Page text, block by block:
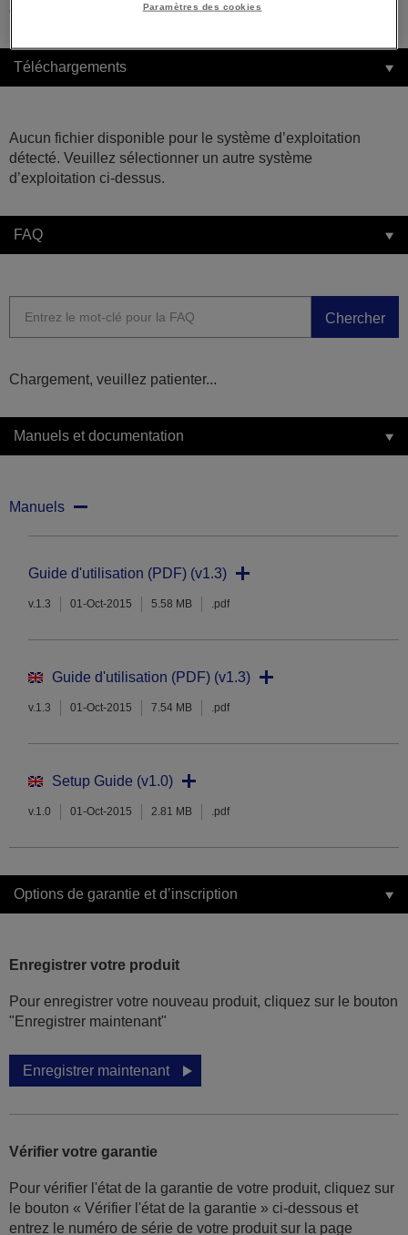
compatible.
Téléchargements
Aucun fichier disponible pour le système d’exploitation
détecté. Veuillez sélectionner un autre système
d’exploitation ci-dessus.
FAQ
Chercher
Chargement, veuillez patienter...
Manuels et documentation
Manuels
Guide d'utilisation (PDF) (v1.3)
v.1.3 01-Oct-2015 5.58 MB .pdf
Guide d'utilisation (PDF) (v1.3)
v.1.3 01-Oct-2015 7.54 MB .pdf
Setup Guide (v1.0)
v.1.0 01-Oct-2015 2.81 MB .pdf
Options de garantie et d’inscription
Enregistrer votre produit
Pour enregistrer votre nouveau produit, cliquez sur le bouton
"Enregistrer maintenant"
Enregistrer maintenant
Vérifier votre garantie
Pour vérifier l'état de la garantie de votre produit, cliquez sur
le bouton « Vérifier l'état de la garantie » ci-dessous et
entrez le numéro de série de votre produit sur la page
Paramètres des cookies